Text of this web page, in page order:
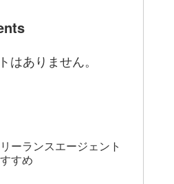
はありません。
ーランスエージェント
すめ